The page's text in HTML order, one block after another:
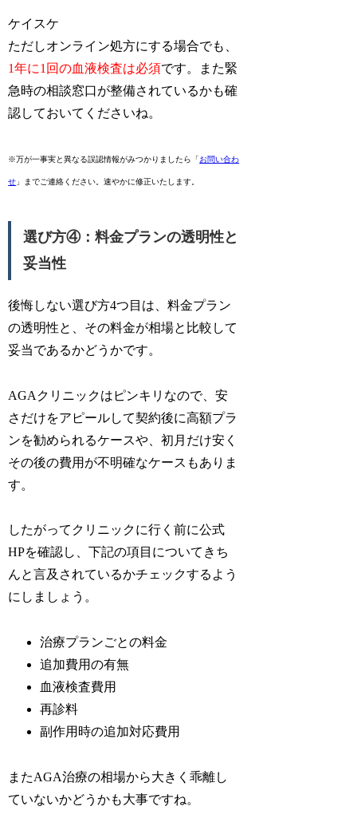
ケイスケ
ただしオンライン処方にする場合でも、
1年に1回の血液検査は必須です。また緊
急時の相談窓口が整備されているかも確
認しておいてくださいね。
※万が一事実と異なる誤認情報がみつかりましたら「お問い合わ
せ 」までご連絡ください。速やかに修正いたします。
選び方④：料金プランの透明性と
妥当性
後悔しない選び方4つ目は、料金プラン
の透明性と、その料金が相場と比較して
妥当であるかどうかです。
AGAクリニックはピンキリなので、安
さだけをアピールして契約後に高額プラ
ンを勧められるケースや、初月だけ安く
その後の費用が不明確なケースもありま
す。
したがってクリニックに行く前に公式
HPを確認し、下記の項目についてきち
んと言及されているかチェックするよう
にしましょう。
治療プランごとの料金
追加費用の有無
血液検査費用
再診料
副作用時の追加対応費用
またAGA治療の相場から大きく乖離し
ていないかどうかも大事ですね。